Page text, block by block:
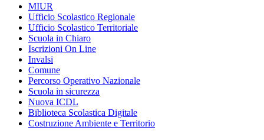
MIUR
Ufficio Scolastico Regionale
Ufficio Scolastico Territoriale
Scuola in Chiaro
Iscrizioni On Line
Invalsi
Comune
Percorso Operativo Nazionale
Scuola in sicurezza
Nuova ICDL
Biblioteca Scolastica Digitale
Costruzione Ambiente e Territorio